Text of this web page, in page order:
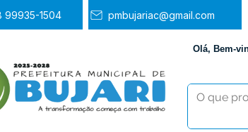
99935-1504 pmbujariac@gmail.com
Olá, Bem-